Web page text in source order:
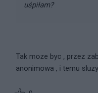
uśpiłam?
Tak moze byc , przez
anonimowa , i temu